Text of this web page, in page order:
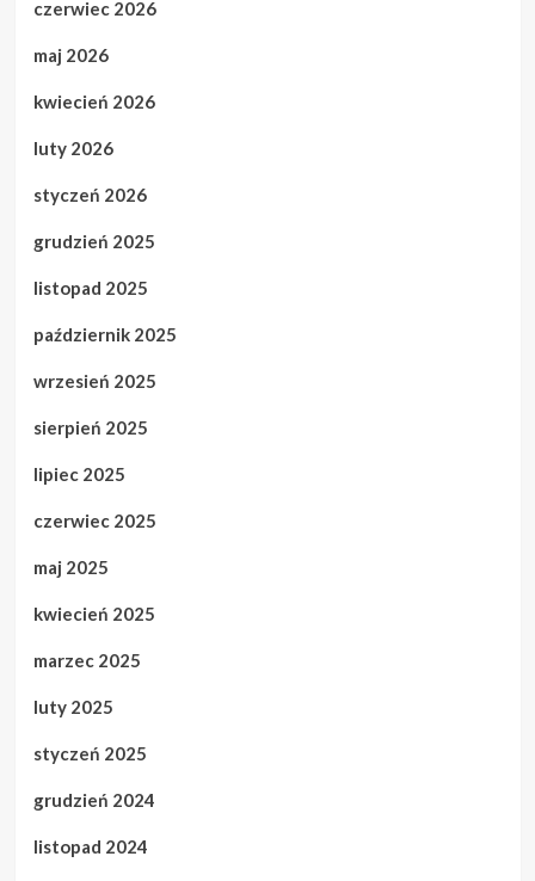
czerwiec 2026
maj 2026
kwiecień 2026
luty 2026
styczeń 2026
grudzień 2025
listopad 2025
październik 2025
wrzesień 2025
sierpień 2025
lipiec 2025
czerwiec 2025
maj 2025
kwiecień 2025
marzec 2025
luty 2025
styczeń 2025
grudzień 2024
listopad 2024